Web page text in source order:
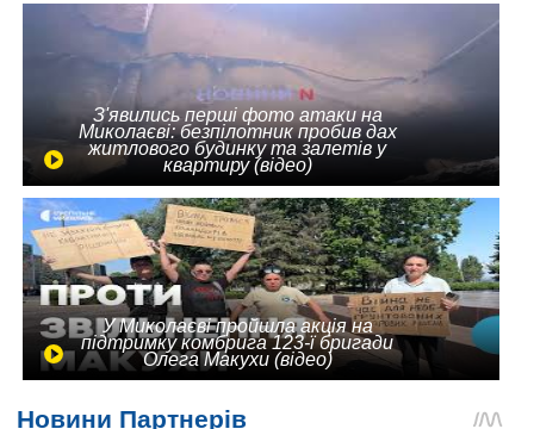
З'явились перші фото атаки на
Миколаєві: безпілотник пробив дах
житлового будинку та залетів у
квартиру (відео)
У Миколаєві пройшла акція на
підтримку комбрига 123-ї бригади
Олега Макухи (відео)